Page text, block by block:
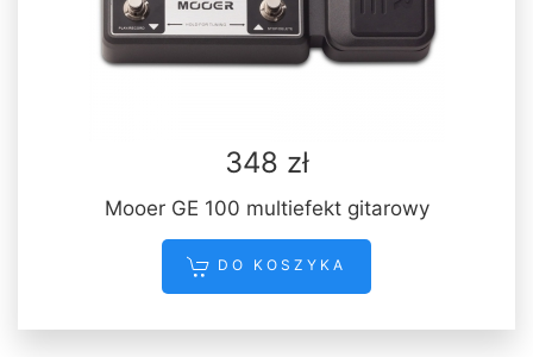
348 zł
Mooer GE 100 multiefekt gitarowy
DO KOSZYKA